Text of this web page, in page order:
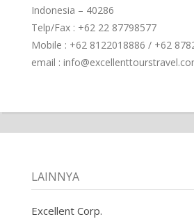
Indonesia – 40286
Telp/Fax : +62 22 87798577
Mobile : +62 8122018886 / +62
email :
LAINNYA
Excellent Corp.